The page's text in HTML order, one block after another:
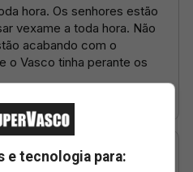
e tecnologia para: